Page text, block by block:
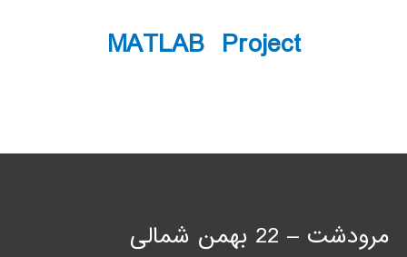
MATLAB Project
مرودشت – 22 بهمن شمالی